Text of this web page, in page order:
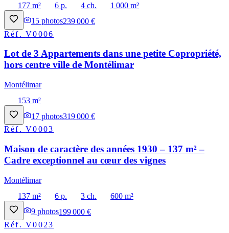
177 m²
6 p. 4 ch.
1 000 m²
15 photos239 000 €
Réf.V0006
Lot de 3 Appartements dans une petite Copropriété,
hors centre ville de Montélimar
Montélimar
153 m²
17 photos319 000 €
Réf.V0003
Maison de caractère des années 1930 – 137 m² –
Cadre exceptionnel au cœur des vignes
Montélimar
137 m²
6 p. 3 ch.
600 m²
9 photos199 000 €
Réf.V0023